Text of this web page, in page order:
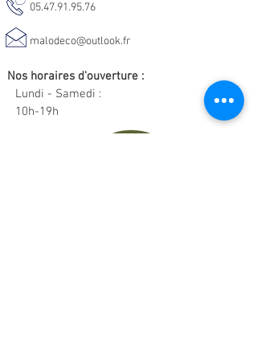
05.47.91.95.76
malodeco@outlook.fr
Nos horaires d'ouverture :
Lundi - Samedi :
10h-19h